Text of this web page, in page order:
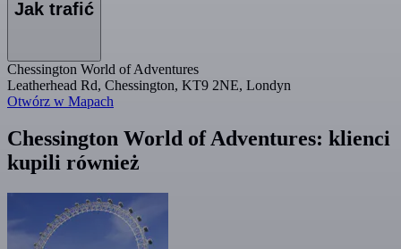
Jak trafić
Chessington World of Adventures
Leatherhead Rd, Chessington, KT9 2NE, Londyn
Otwórz w Mapach
Chessington World of Adventures: klienci
kupili również